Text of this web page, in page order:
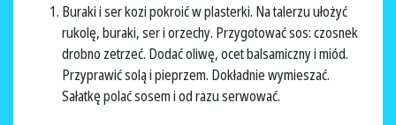
Buraki i ser kozi pokroić w plasterki. Na talerzu ułożyć
rukolę, buraki, ser i orzechy. Przygotować sos: czosnek
drobno zetrzeć. Dodać oliwę, ocet balsamiczny i miód.
Przyprawić solą i pieprzem. Dokładnie wymieszać.
Sałatkę polać sosem i od razu serwować.